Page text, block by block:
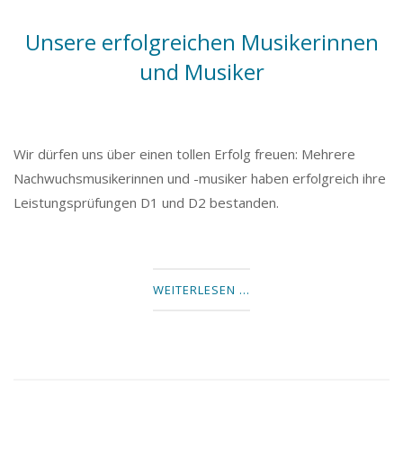
Unsere erfolgreichen Musikerinnen
und Musiker
Wir dürfen uns über einen tollen Erfolg freuen: Mehrere
Nachwuchsmusikerinnen und -musiker haben erfolgreich ihre
Leistungsprüfungen D1 und D2 bestanden.
WEITERLESEN …